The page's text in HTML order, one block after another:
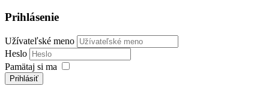
Prihlásenie
Užívateľské meno
Heslo
Pamätaj si ma
Prihlásiť